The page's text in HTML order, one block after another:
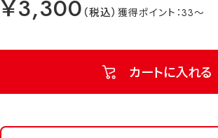
￥3,300 33
カートに入れる